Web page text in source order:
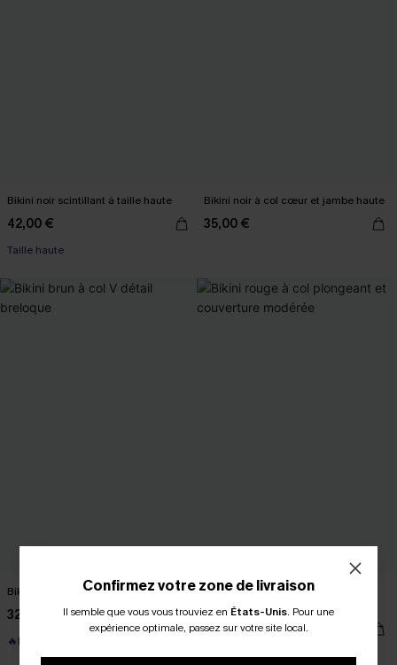
Bikini noir scintillant à taille haute
42,00 €
Taille haute
Bikini noir à col cœur et jambe haute
35,00 €
Bikini brun à col V détail breloque
32,00 €
🔥HOT
Bikini rouge à col plongeant et
couverture modérée
38,00 €
Confirmez votre zone de livraison
Il semble que vous vous trouviez en États-Unis. Pour une
expérience optimale, passez sur votre site local.